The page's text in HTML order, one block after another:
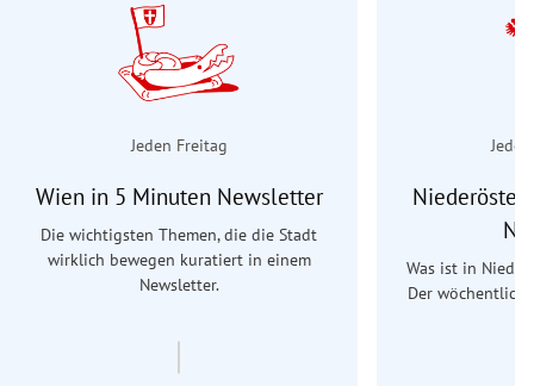
Jeden Freitag
Wien in 5 Minuten Newsletter
Die wichtigsten Themen, die die Stadt
wirklich bewegen kuratiert in einem
Newsletter.
Was ist in
Der